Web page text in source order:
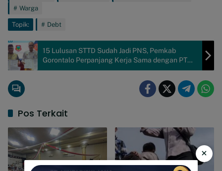
Warga
Topik: Debt
15 Lulusan STTD Sudah Jadi PNS, Pemkab
Gorontalo Perpanjang Kerja Sama dengan PTDI-
STTD
Pos Terkait
×